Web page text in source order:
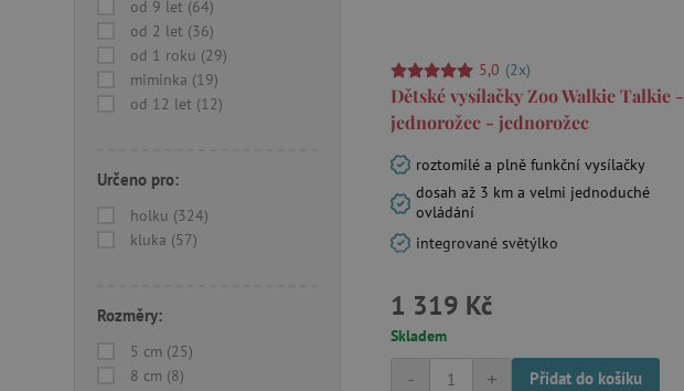
od 9 let (64)
od 2 let (36)
od 1 roku (29)
miminka (19)
od 12 let (12)
Určeno pro:
holku (324)
kluka (57)
Rozměry:
5 cm (25)
8 cm (8)
5,0 (2x)
Dětské vysílačky Zoo Walkie Talkie -
jednorožec - jednorožec
roztomilé a plně funkční vysílačky
dosah až 3 km a velmi jednoduché
ovládání
integrované světýlko
1 319 Kč
Skladem
+
- Přidat do košíku